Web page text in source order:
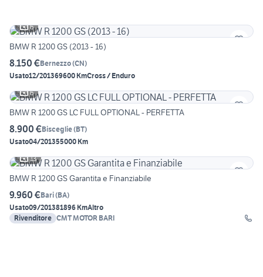
6
BMW R 1200 GS (2013 - 16)
8.150 €Bernezzo(CN)
Usato12/201369600 KmCross / Enduro
6
BMW R 1200 GS LC FULL OPTIONAL - PERFETTA
8.900 €Bisceglie(BT)
Usato04/201355000 Km
13
BMW R 1200 GS Garantita e Finanziabile
9.960 €Bari(BA)
Usato09/201381896 KmAltro
Rivenditore CMT MOTOR BARI